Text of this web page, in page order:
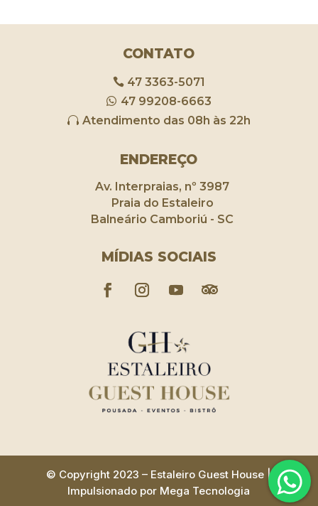
CONTATO
47 3363-5071
47 99208-6663
Atendimento das 08h às 22h
ENDEREÇO
Av. Interpraias, nº 3987
Praia do Estaleiro
Balneário Camboriú - SC
MÍDIAS SOCIAIS
© Copyright 2023 – Estaleiro Guest House |
Impulsionado por Mega Tecnologia